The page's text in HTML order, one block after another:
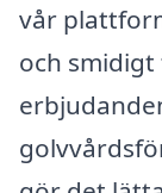
vår
och